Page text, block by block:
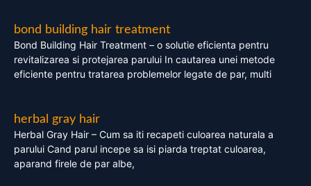
bond building hair treatment
Bond Building Hair Treatment – o solutie eficienta pentru
revitalizarea si protejarea parului In cautarea unei metode
eficiente pentru tratarea problemelor legate de par, multi
herbal gray hair
Herbal Gray Hair – Cum sa iti recapeti culoarea naturala a
parului Cand parul incepe sa isi piarda treptat culoarea,
aparand firele de par albe,